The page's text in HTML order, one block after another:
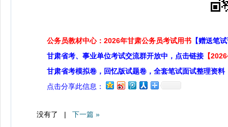
公务员教材中心：2026年甘肃公务员考试用书 【赠送笔
甘肃省考、事业单位考试交流群开放中，点击链接 【
甘肃省考模拟卷，回忆版试题卷，全套笔试面试整理资料
点击分享此信息：
没有了 | 下一篇 »